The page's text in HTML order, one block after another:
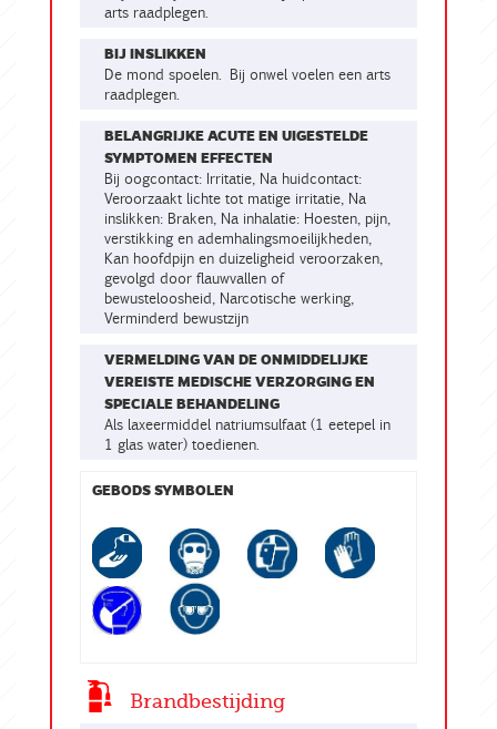
arts raadplegen.
BIJ INSLIKKEN
De mond spoelen. Bij onwel voelen een arts
raadplegen.
BELANGRIJKE ACUTE EN UIGESTELDE
SYMPTOMEN EFFECTEN
Bij oogcontact: Irritatie, Na huidcontact:
Veroorzaakt lichte tot matige irritatie, Na
inslikken: Braken, Na inhalatie: Hoesten, pijn,
verstikking en ademhalingsmoeilijkheden,
Kan hoofdpijn en duizeligheid veroorzaken,
gevolgd door flauwvallen of
bewusteloosheid, Narcotische werking,
Verminderd bewustzijn
VERMELDING VAN DE ONMIDDELIJKE
VEREISTE MEDISCHE VERZORGING EN
SPECIALE BEHANDELING
Als laxeermiddel natriumsulfaat (1 eetepel in
1 glas water) toedienen.
GEBODS SYMBOLEN
Brandbestijding